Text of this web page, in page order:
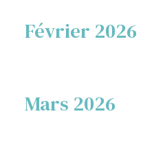
Février 2026
Mars 2026